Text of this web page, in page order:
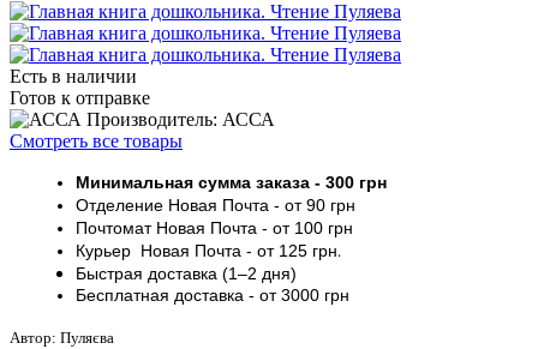
Есть в наличии
Готов к отправке
Производитель: АССА
Смотреть все товары
Минимальная сумма заказа - 300 грн
Отделение Новая Почта - от 90 грн
ПочтоматНовая Почта - от 100 грн
Курьер Новая Почта - от 125 грн.
Быстрая доставка (1–2 дня)
Бесплатная доставка - от 3000 грн
Автор: Пуляєва